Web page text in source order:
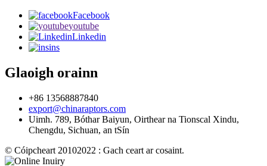
Facebook
youtube
Linkedin
ins
Glaoigh orainn
+86 13568887840
export@chinaraptors.com
Uimh. 789, Bóthar Baiyun, Oirthear na Tionscal Xindu,
Chengdu, Sichuan, an tSín
© Cóipcheart 20102022 : Gach ceart ar cosaint.